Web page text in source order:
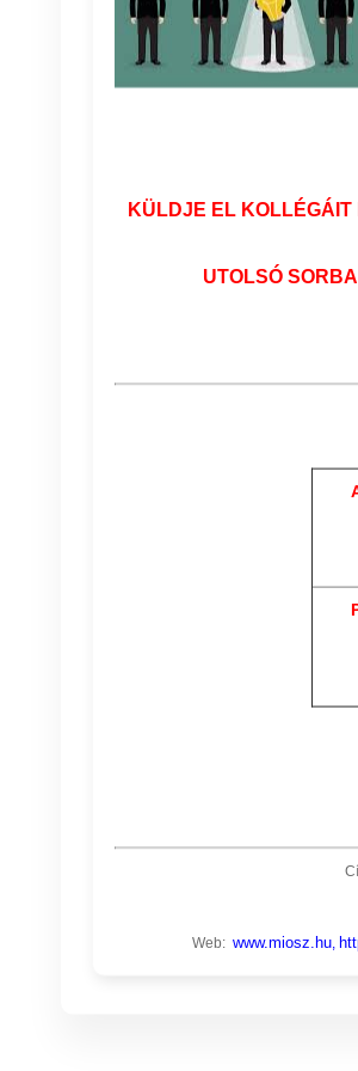
KÜLDJE EL KOLLÉGÁIT
UTOLSÓ
Web: www.miosz.hu